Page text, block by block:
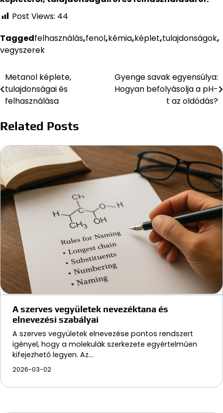
Post Views: 44
Taggedfelhasználás,fenol,kémia,képlet,tulajdonságok,
vegyszerek
Bejegyzés
navigáció
Metanol képlete,
tulajdonságai és
felhasználása
Gyenge savak egyensúlya:
Hogyan befolyásolja a pH-
t az oldódás?
Related Posts
A szerves vegyületek nevezéktana és
elnevezési szabályai
A szerves vegyületek elnevezése pontos rendszert
igényel, hogy a molekulák szerkezete egyértelműen
kifejezhető legyen. Az…
2026-03-02